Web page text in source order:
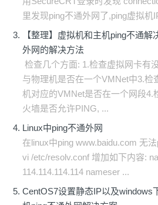
里发现ping不通外网了,ping虚拟机
【整理】虚拟机和主机ping不通
外网的解决方法
检查几个方面: 1.检查虚拟网卡有
与物理机是否在一个VMNet中3.检
机对应的VMNet是否在一个网段4.
火墙是否允许PING, ...
Linux中ping不通外网
在linux中ping www.baidu.com 无
vi /etc/resolv.conf 增加如下内容:
114.114.114.114 nameser ...
CentOS7设置静态IP以及windows